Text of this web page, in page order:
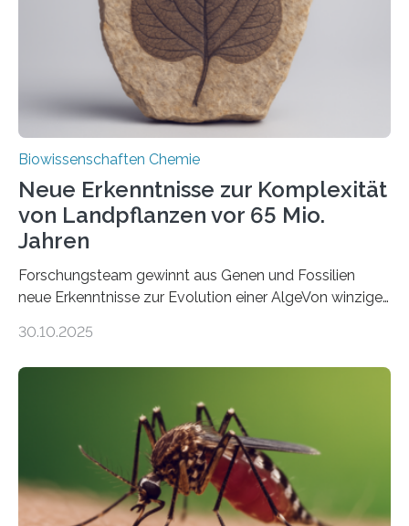
Funktionsfähigkeit der Organellen entscheidend ist. Die
Studie wurde am 28. Oktober 2025 in der
Fachzeitschrift…
Biowissenschaften Chemie
Neue Erkenntnisse zur Komplexität
von Landpflanzen vor 65 Mio.
Jahren
Forschungsteam gewinnt aus Genen und Fossilien
neue Erkenntnisse zur Evolution einer AlgeVon winzigen
Landpflanzen zählen zu den komplexesten
Grünalgen, die vor Hunderten von Millionen Jahren
lebten. Unter den Vorfahren sticht eine Gruppe heraus,
die noch heute in der Natur vorkommt: die
Süßwasseralge Coleochaetophyceae. Einige Arten
dieser Gruppe bilden aus Zellfäden dichte Geflechte
mit scheibenförmiger Gestalt. Was auffällig ist: Die
30.10.2025